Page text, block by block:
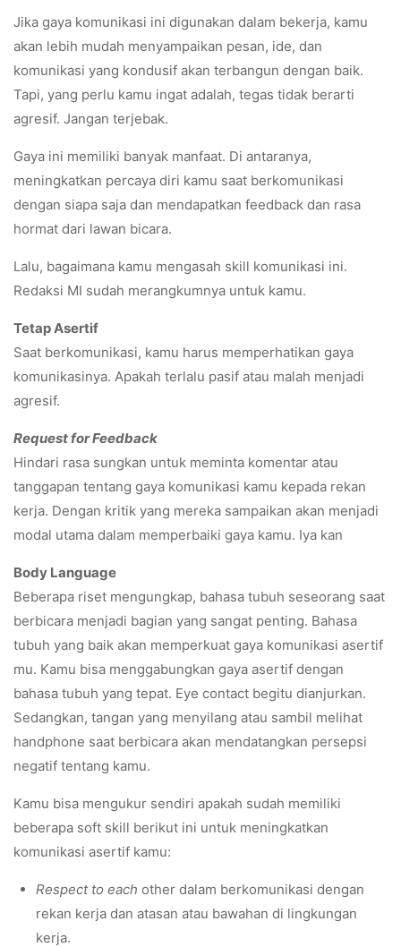
Jika gaya komunikasi ini digunakan dalam bekerja, kamu
akan lebih mudah menyampaikan pesan, ide, dan
komunikasi yang kondusif akan terbangun dengan baik.
Tapi, yang perlu kamu ingat adalah, tegas tidak berarti
agresif. Jangan terjebak.
Gaya ini memiliki banyak manfaat. Di antaranya,
meningkatkan percaya diri kamu saat berkomunikasi
dengan siapa saja dan mendapatkan feedback dan rasa
hormat dari lawan bicara.
Lalu, bagaimana kamu mengasah skill komunikasi ini.
Redaksi MI sudah merangkumnya untuk kamu.
Tetap Asertif
Saat berkomunikasi, kamu harus memperhatikan gaya
komunikasinya. Apakah terlalu pasif atau malah menjadi
agresif.
Request for Feedback
Hindari rasa sungkan untuk meminta komentar atau
tanggapan tentang gaya komunikasi kamu kepada rekan
kerja. Dengan kritik yang mereka sampaikan akan menjadi
modal utama dalam memperbaiki gaya kamu. Iya kan
Body Language
Beberapa riset mengungkap, bahasa tubuh seseorang saat
berbicara menjadi bagian yang sangat penting. Bahasa
tubuh yang baik akan memperkuat gaya komunikasi asertif
mu. Kamu bisa menggabungkan gaya asertif dengan
bahasa tubuh yang tepat. Eye contact begitu dianjurkan.
Sedangkan, tangan yang menyilang atau sambil melihat
handphone saat berbicara akan mendatangkan persepsi
negatif tentang kamu.
Kamu bisa mengukur sendiri apakah sudah memiliki
beberapa soft skill berikut ini untuk meningkatkan
komunikasi asertif kamu:
Respect to each other dalam berkomunikasi dengan
rekan kerja dan atasan atau bawahan di lingkungan
kerja.